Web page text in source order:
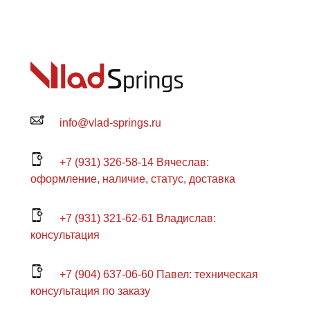
info@vlad-springs.ru
+7 (931) 326-58-14 Вячеслав:
оформление, наличие, статус, доставка
+7 (931) 321-62-61 Владислав:
консультация
+7 (904) 637-06-60 Павел: техническая
консультация по заказу